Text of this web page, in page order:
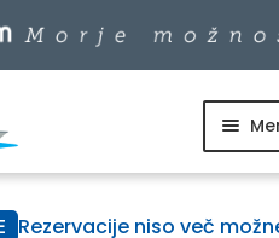
SKUPINSKI ODHODI
Rezervacije niso več